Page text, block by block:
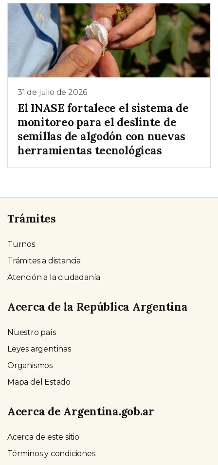
31 de julio de 2026
El INASE fortalece el sistema de
monitoreo para el deslinte de
semillas de algodón con nuevas
herramientas tecnológicas
Trámites
Turnos
Trámites a distancia
Atención a la ciudadanía
Acerca de la República Argentina
Nuestro país
Leyes argentinas
Organismos
Mapa del Estado
Acerca de Argentina.gob.ar
Acerca de este sitio
Términos y condiciones